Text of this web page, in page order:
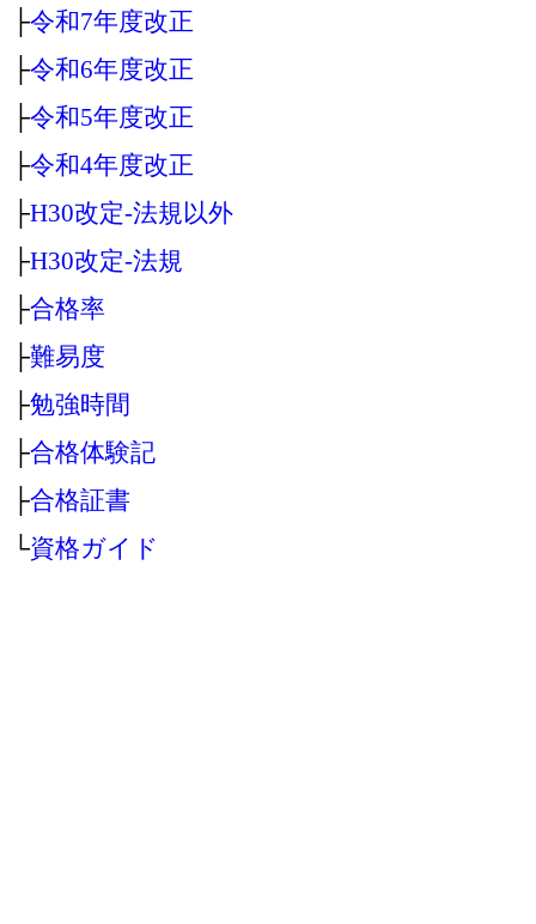
├令和7年度改正
├令和6年度改正
├令和5年度改正
├令和4年度改正
├H30改定‐法規以外
├H30改定‐法規
├合格率
├難易度
├勉強時間
├合格体験記
├合格証書
└資格ガイド